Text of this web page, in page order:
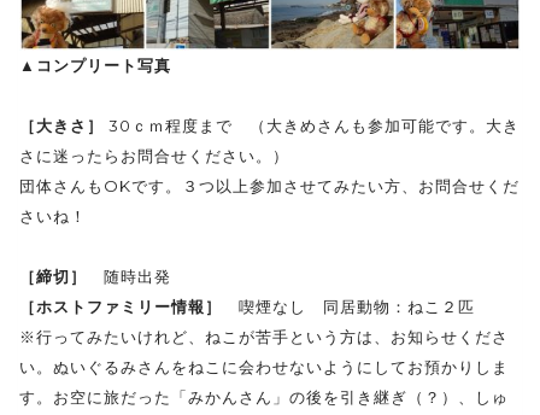
▲コンプリート写真
［大きさ］
30ｃｍ程度まで （大きめさんも参加可能です。大き
さに迷ったらお問合せください。）
団体さんもOKです。３つ以上参加させてみたい方、お問合せくだ
さいね！
［締切］
随時出発
［ホストファミリー情報］
喫煙なし 同居動物：ねこ２匹
※行ってみたいけれど、ねこが苦手という方は、お知らせくださ
い。ぬいぐるみさんをねこに会わせないようにしてお預かりしま
す。お空に旅だった「みかんさん」の後を引き継ぎ（？）、しゅ